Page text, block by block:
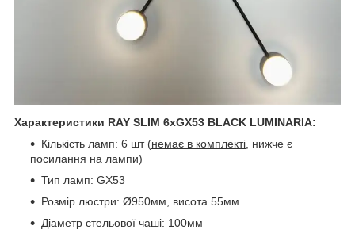
Характеристики RAY SLIM 6xGX53 BLACK LUMINARIA:
Кількість ламп: 6 шт (немає в комплекті , нижче є
посилання на лампи)
Тип ламп: GX53
Розмір люстри: Ø950мм, висота 55мм
Діаметр стельової чаші: 100мм